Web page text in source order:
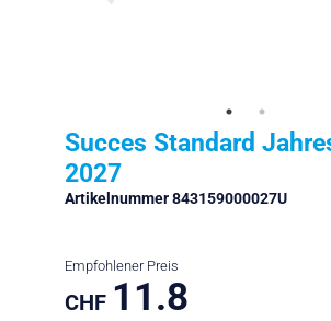
Succes Standard
2027
Artikelnummer 843159000027U
Empfohlener Preis
CHF 11.8